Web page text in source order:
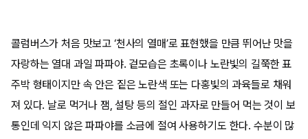
콜럼버스가 처음 맛보고 ‘천사의 열매’로 표현했을 만큼 뛰어난 맛을
자랑하는 열대 과일 파파야. 겉모습은 초록이나 노란빛의 길쭉한 표
주박 형태이지만 속 안은 짙은 노란색 또는 다홍빛의 과육들로 채워
져 있다. 날로 먹거나 잼, 설탕 등의 절인 과자로 만들어 먹는 것이 보
통인데 익지 않은 파파야를 소금에 절여 사용하기도 한다. 수분이 많